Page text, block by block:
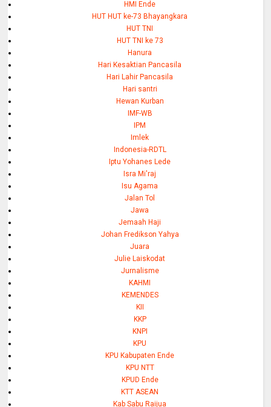
HMI Ende
HUT HUT ke-73 Bhayangkara
HUT TNI
HUT TNI ke 73
Hanura
Hari Kesaktian Pancasila
Hari Lahir Pancasila
Hari santri
Hewan Kurban
IMF-WB
IPM
Imlek
Indonesia-RDTL
Iptu Yohanes Lede
Isra Mi'raj
Isu Agama
Jalan Tol
Jawa
Jemaah Haji
Johan Fredikson Yahya
Juara
Julie Laiskodat
Jurnalisme
KAHMI
KEMENDES
KII
KKP
KNPI
KPU
KPU Kabupaten Ende
KPU NTT
KPUD Ende
KTT ASEAN
Kab Sabu Raijua